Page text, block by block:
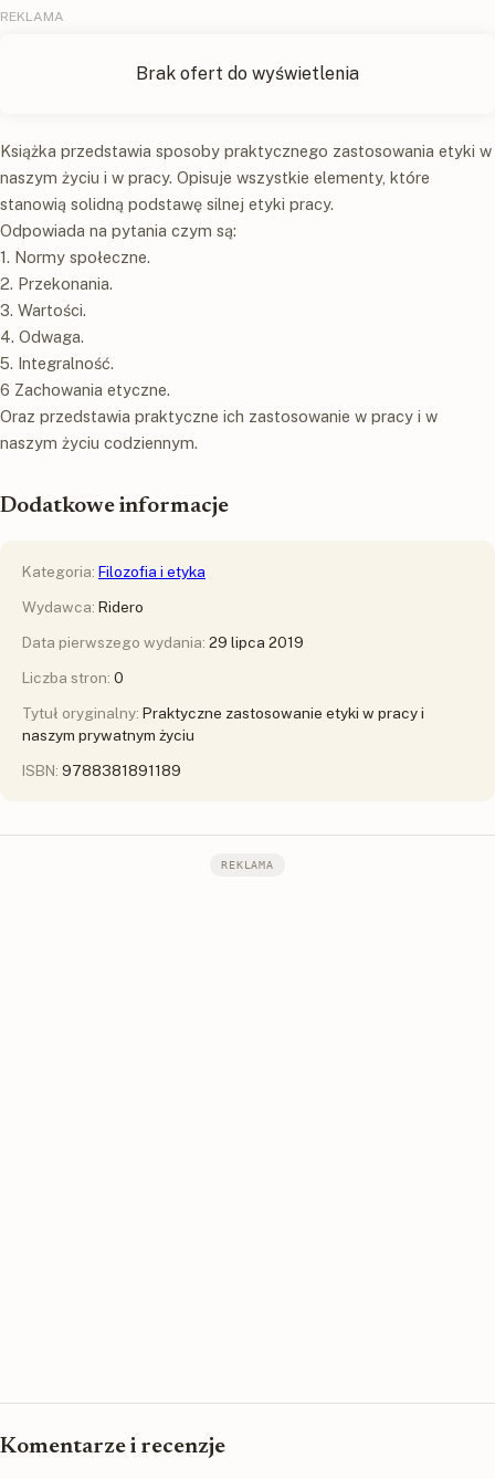
Książka przedstawia sposoby praktycznego zastosowania etyki w
naszym życiu i w pracy. Opisuje wszystkie elementy, które
stanowią solidną podstawę silnej etyki pracy.
Odpowiada na pytania czym są:
1. Normy społeczne.
2. Przekonania.
3. Wartości.
4. Odwaga.
5. Integralność.
6 Zachowania etyczne.
Oraz przedstawia praktyczne ich zastosowanie w pracy i w
naszym życiu codziennym.
Dodatkowe informacje
Kategoria: Filozofia i etyka
Wydawca: Ridero
Data pierwszego wydania: 29 lipca 2019
Liczba stron: 0
Tytuł oryginalny: Praktyczne zastosowanie etyki w pracy i
naszym prywatnym życiu
ISBN: 9788381891189
REKLAMA
Komentarze i recenzje